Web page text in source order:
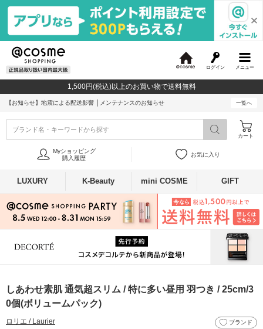
メニュー
ログイン
c
o
1,500円(税込)以上のお買い物で送料無料
【お知らせ】 地震による配送影響 メンテナンスのお知らせ 一覧へ
ブランド名・キーワードから探す
カート
Myショッピング
購入履歴
お気に入り
LUXURY K-Beauty mini COSME GIFT
しあわせ素肌 通気超スリム / 特に多い昼用 羽つき / 25cm/3
0個(ボリュームパック)
ロリエ / Laurier ブランド